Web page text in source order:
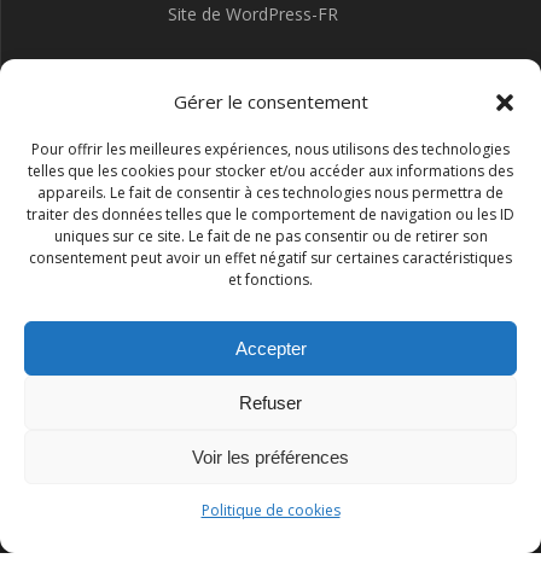
Gérer le consentement
Pour offrir les meilleures expériences, nous utilisons des technologies
telles que les cookies pour stocker et/ou accéder aux informations des
appareils. Le fait de consentir à ces technologies nous permettra de
traiter des données telles que le comportement de navigation ou les ID
uniques sur ce site. Le fait de ne pas consentir ou de retirer son
consentement peut avoir un effet négatif sur certaines caractéristiques
et fonctions.
Accepter
Refuser
Voir les préférences
Politique de cookies
Site de WordPress-FR
Association I.S.R.A.A.
© 2026 Association I.S.R.A.A.. Construit avec WordPress et le
thème Mesmerize